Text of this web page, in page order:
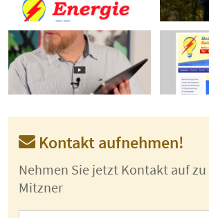
Kontakt aufnehmen!
Nehmen Sie jetzt Kontakt auf
Mitzner